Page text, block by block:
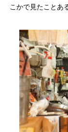
こかで見たことあ